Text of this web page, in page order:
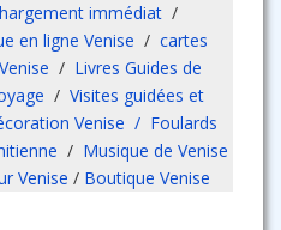
immédiat /
en ligne Venise / cartes
/ Livres Guides de
/ Visites guidées et
Venise / Foulards
/ Musique de Venise
Venise / Boutique Venise